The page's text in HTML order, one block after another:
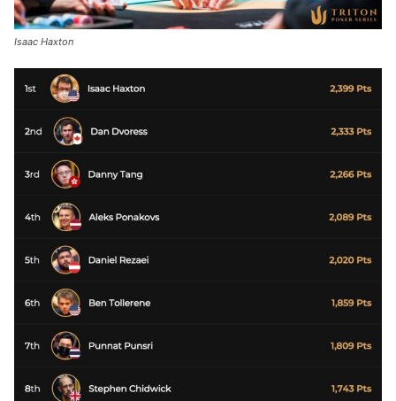
Isaac Haxton